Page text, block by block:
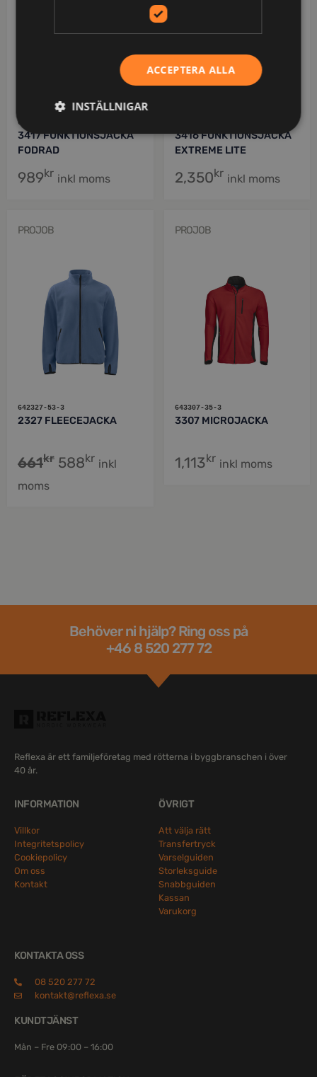
643417-35-3
3417 FUNKTIONSJACKA
FODRAD
989kr inkl moms
3416 FUNKTIONSJACKA
EXTREME LITE
2,350kr inkl moms
PROJOB
642327-53-3
2327 FLEECEJACKA
661kr 588kr inkl
moms
PROJOB
643307-35-3
3307 MICROJACKA
1,113kr inkl moms
Behöver ni hjälp? Ring oss på
+46 8 520 277 72
Reflexa är ett familjeföretag med rötterna i byggbranschen i över
40 år.
INFORMATION
Villkor
Integritetspolicy
Cookiepolicy
Om oss
Kontakt
ÖVRIGT
Att välja rätt
Transfertryck
Varselguiden
Storleksguide
Snabbguiden
Kassan
Varukorg
KONTAKTA OSS
08 520 277 72
kontakt@reflexa.se
KUNDTJÄNST
Mån – Fre 09:00 – 16:00
ACCEPTERA ALLA
INSTÄLLNIGAR